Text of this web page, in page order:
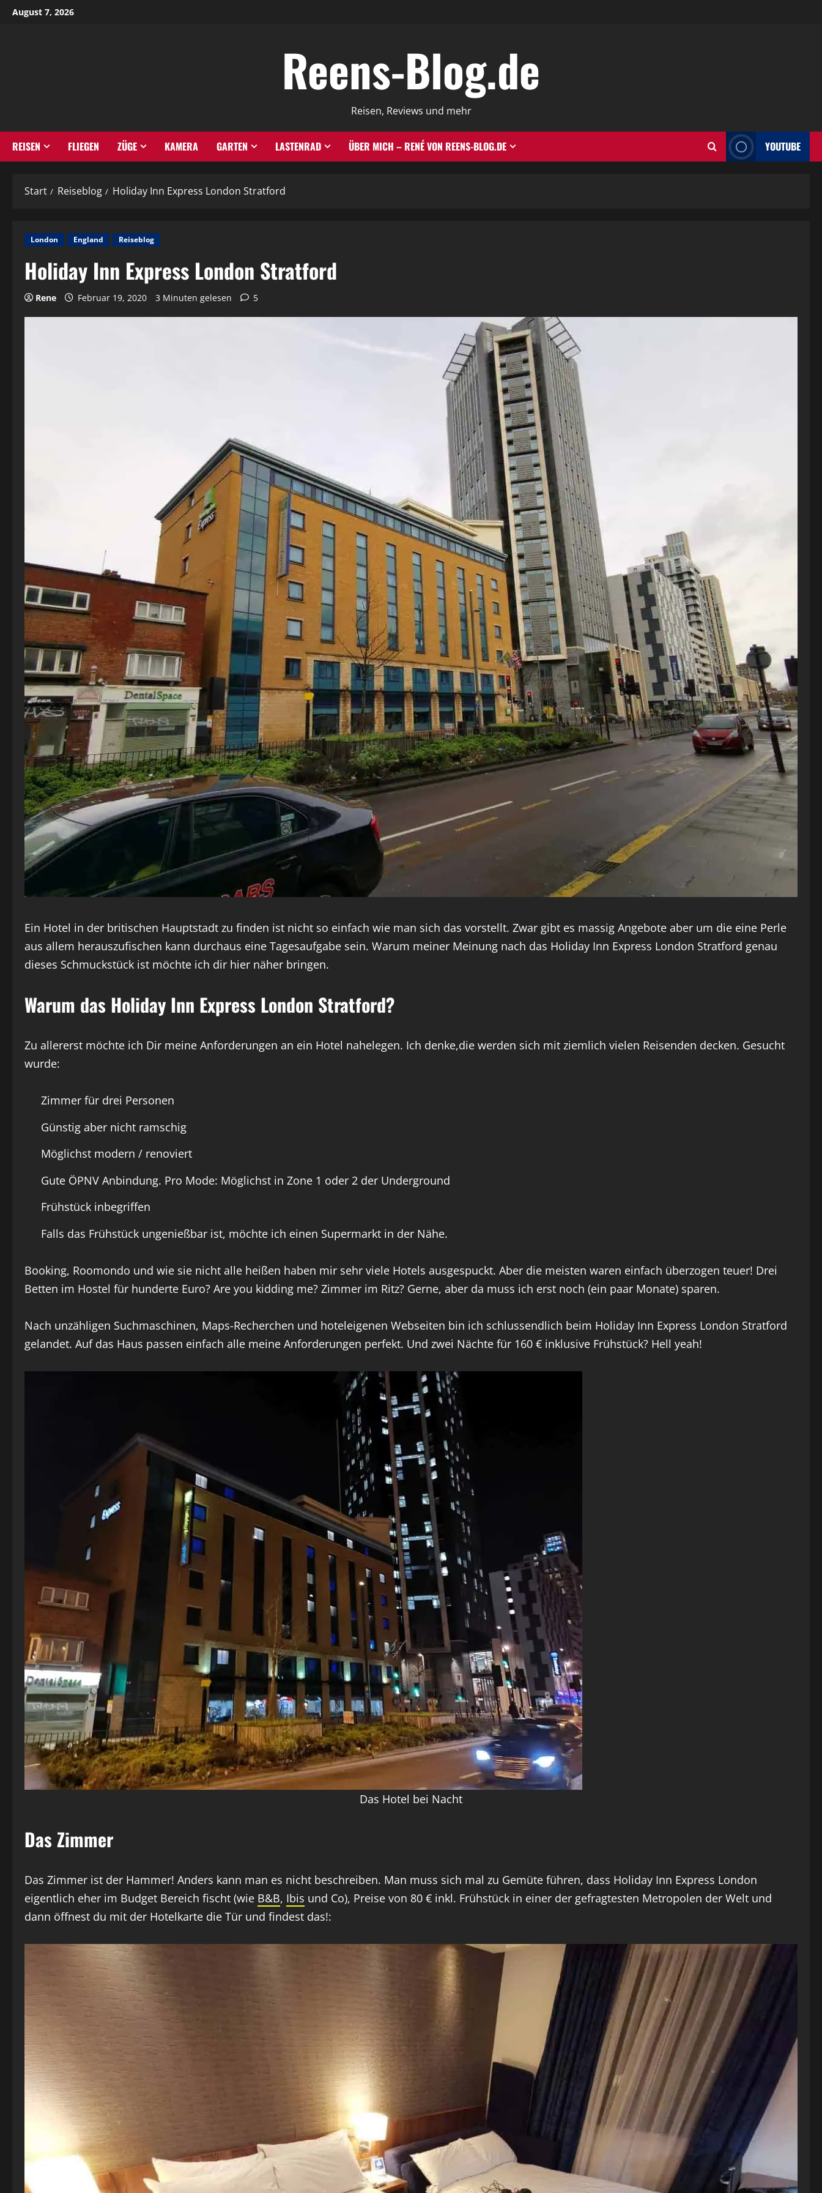
ZumAugust 7, 2026
Reens-Blog.de
Reisen, Reviews und mehr
REISEN FLIEGEN ZÜGE KAMERA GARTEN LASTENRAD ÜBER MICH – RENÉ VON REENS-BLOG.DE YOUTUBE
Start Reiseblog Holiday Inn Express London Stratford
London England Reiseblog
Holiday Inn Express London Stratford
Rene Februar 19, 2020 3 Minuten gelesen 5
Ein Hotel in der britischen Hauptstadt zu finden ist nicht so einfach wie man sich das vorstellt. Zwar gibt es massig Angebote aber um die eine Perle
aus allem herauszufischen kann durchaus eine Tagesaufgabe sein. Warum meiner Meinung nach das Holiday Inn Express London Stratford genau
dieses Schmuckstück ist möchte ich dir hier näher bringen.
Warum das Holiday Inn Express London Stratford?
Zu allererst möchte ich Dir meine Anforderungen an ein Hotel nahelegen. Ich denke,die werden sich mit ziemlich vielen Reisenden decken. Gesucht
wurde:
Zimmer für drei Personen
Günstig aber nicht ramschig
Möglichst modern / renoviert
Gute ÖPNV Anbindung. Pro Mode: Möglichst in Zone 1 oder 2 der Underground
Frühstück inbegriffen
Falls das Frühstück ungenießbar ist, möchte ich einen Supermarkt in der Nähe.
Booking, Roomondo und wie sie nicht alle heißen haben mir sehr viele Hotels ausgespuckt. Aber die meisten waren einfach überzogen teuer! Drei
Betten im Hostel für hunderte Euro? Are you kidding me? Zimmer im Ritz? Gerne, aber da muss ich erst noch (ein paar Monate) sparen.
Nach unzähligen Suchmaschinen, Maps-Recherchen und hoteleigenen Webseiten bin ich schlussendlich beim Holiday Inn Express London Stratford
gelandet. Auf das Haus passen einfach alle meine Anforderungen perfekt. Und zwei Nächte für 160 € inklusive Frühstück? Hell yeah!
Das Hotel bei Nacht
Das Zimmer
Das Zimmer ist der Hammer! Anders kann man es nicht beschreiben. Man muss sich mal zu Gemüte führen, dass Holiday Inn Express London
eigentlich eher im Budget Bereich fischt (wie B&B, Ibis und Co), Preise von 80 € inkl. Frühstück in einer der gefragtesten Metropolen der Welt und
dann öffnest du mit der Hotelkarte die Tür und findest das!: